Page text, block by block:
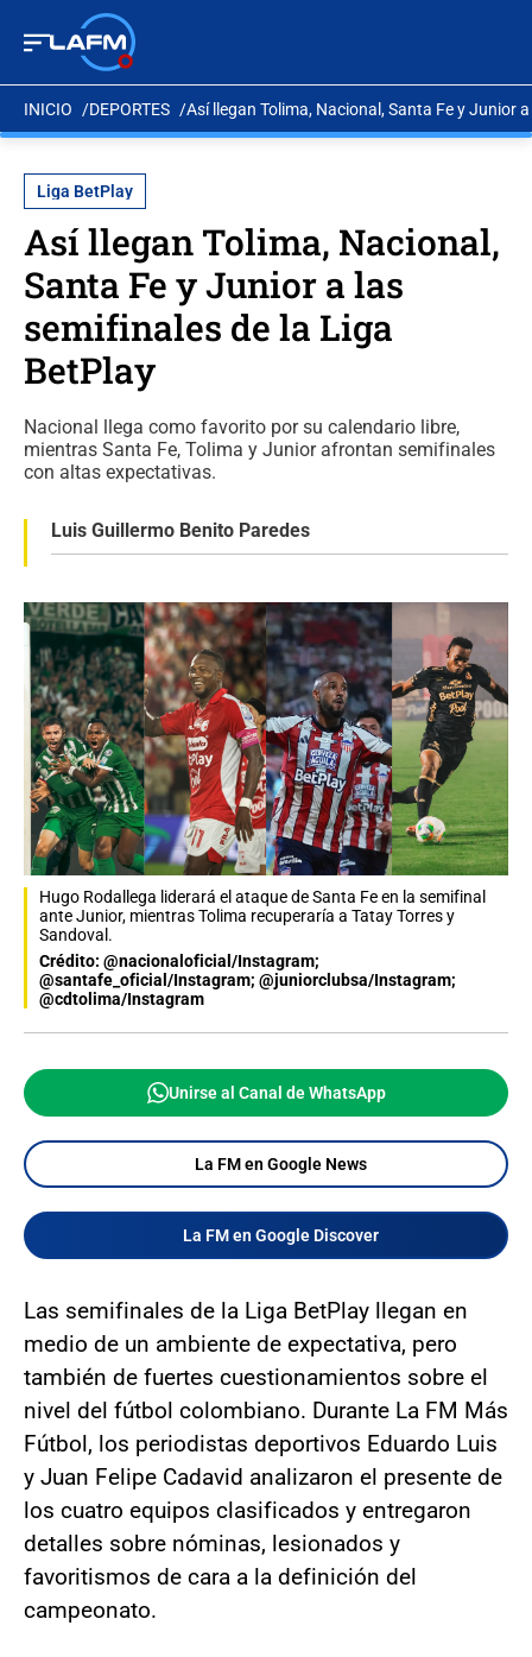
INICIO DEPORTES Así llegan Tolima, Nacional, Santa Fe y Junior
Liga BetPlay
Así llegan Tolima, Nacional,
Santa Fe y Junior a las
semifinales de la Liga
BetPlay
Nacional llega como favorito por su calendario libre,
mientras Santa Fe, Tolima y Junior afrontan semifinales
con altas expectativas.
Luis Guillermo Benito Paredes
Hugo Rodallega liderará el ataque de Santa Fe en la semifinal
ante Junior, mientras Tolima recuperaría a Tatay Torres y
Sandoval.
Crédito: @nacionaloficial/Instagram;
@santafe_oficial/Instagram; @juniorclubsa/Instagram;
@cdtolima/Instagram
Unirse al Canal de WhatsApp
La FM en Google News
La FM en Google Discover
Las semifinales de la Liga BetPlay llegan en
medio de un ambiente de expectativa, pero
también de fuertes cuestionamientos sobre el
nivel del fútbol colombiano. Durante La FM Más
Fútbol, los periodistas deportivos Eduardo Luis
y Juan Felipe Cadavid analizaron el presente de
los cuatro equipos clasificados y entregaron
detalles sobre nóminas, lesionados y
favoritismos de cara a la definición del
campeonato.